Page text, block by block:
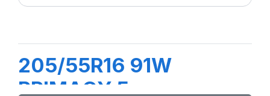
205/55R16 91W
PRIMACY 5